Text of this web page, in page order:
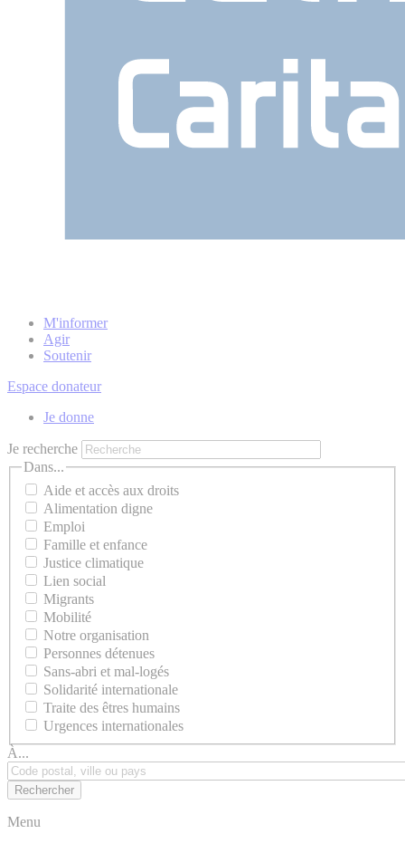
M'informer
Agir
Soutenir
Espace donateur
Je donne
Je recherche
Dans...
Aide et accès aux droits
Alimentation digne
Emploi
Famille et enfance
Justice climatique
Lien social
Migrants
Mobilité
Notre organisation
Personnes détenues
Sans-abri et mal-logés
Solidarité internationale
Traite des êtres humains
Urgences internationales
À...
Menu